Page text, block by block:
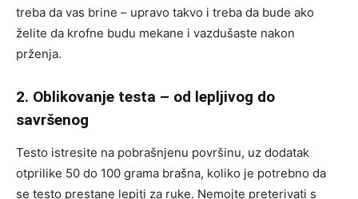
treba da vas brine – upravo takvo i treba da bude ako
želite da krofne budu mekane i vazdušaste nakon
prženja.
2. Oblikovanje testa – od lepljivog do
savršenog
Testo istresite na pobrašnjenu površinu, uz dodatak
otprilike 50 do 100 grama brašna, koliko je potrebno da
se testo prestane lepiti za ruke. Nemojte preterivati s